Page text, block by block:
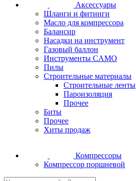
Аксессуары
Шланги и фитинги
Масло для компрессора
Балансир
Насадки на инструмент
Газовый баллон
Инструменты CAMO
Пилы
Строительные материалы
Строительные ленты
Пароизоляция
Прочее
Биты
Прочее
Хиты продаж
Компрессоры
Компрессор поршневой